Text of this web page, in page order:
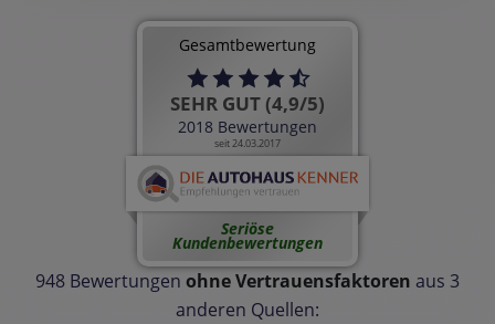
Gesamtbewertung
SEHR GUT (4,9/5)
2018 Bewertungen
seit 24.03.2017
Seriöse
Kundenbewertungen
948 Bewertungen ohne Vertrauensfaktoren aus 3
anderen Quellen: